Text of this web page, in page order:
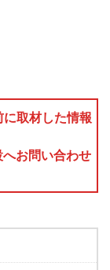
取材した情報
お問い合わせ